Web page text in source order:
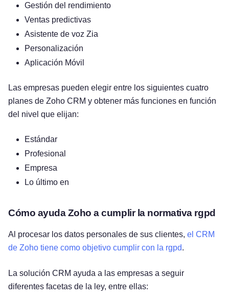
Gestión del rendimiento
Ventas predictivas
Asistente de voz Zia
Personalización
Aplicación Móvil
Las empresas pueden elegir entre los siguientes cuatro
planes de Zoho CRM y obtener más funciones en función
del nivel que elijan:
Estándar
Profesional
Empresa
Lo último en
Cómo ayuda Zoho a cumplir la normativa rgpd
Al procesar los datos personales de sus clientes, el CRM
de Zoho tiene como objetivo cumplir con la rgpd.
La solución CRM ayuda a las empresas a seguir
diferentes facetas de la ley, entre ellas: